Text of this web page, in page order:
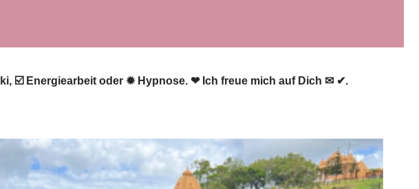
☑️ Energiearbeit oder ✹ Hypnose. ❤ Ich freue mich auf Dich ✉ ✔.